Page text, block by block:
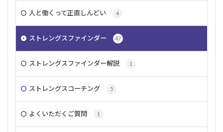
人と働くって正直しんどい 4
ストレングスファインダー 47
ストレングスファインダー解説 1
ストレングスコーチング 5
よくいただくご質問 1